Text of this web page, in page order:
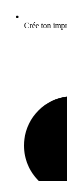
Crée ton